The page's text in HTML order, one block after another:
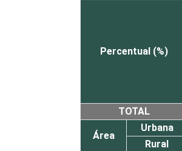
Percentual (%)
TOTAL
Área
Urbana
Rural